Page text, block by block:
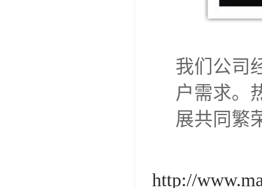
我们公司
户需求。
展共同繁
http://